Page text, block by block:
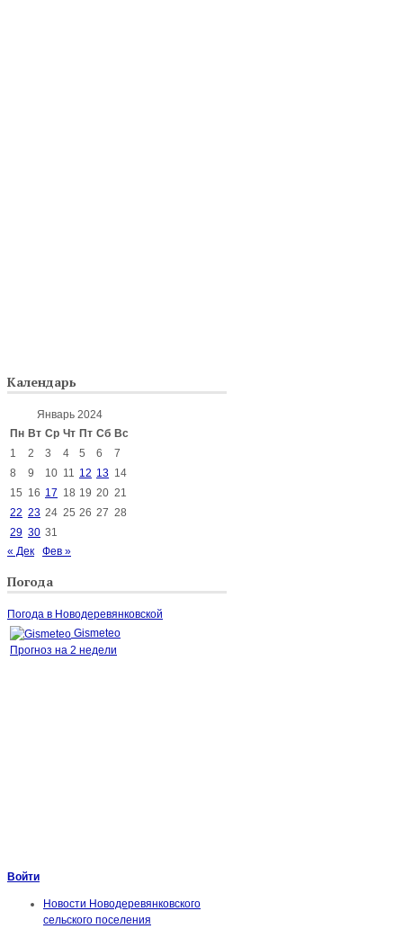
Календарь
Январь 2024
Пн Вт Ср Чт Пт Сб Вс
1
2 3 4 5 6
7
8
9 10 11 12 13 14
15 16 17 18 19 20 21
22 23 24 25 26 27 28
29 30 31
« Дек
Фев »
Погода
Погода в Новодеревянковской
Gismeteo
Прогноз на 2 недели
Войти
Новости Новодеревянковского
сельского поселения